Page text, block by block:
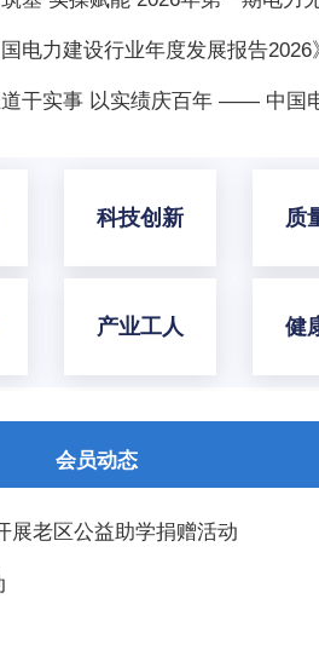
国电力建设行业年度发展报告
科技创新 质
产业工人 健
会员动态
老区公益助学捐赠活动